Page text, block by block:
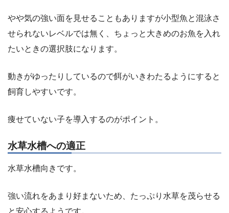
やや気の強い面を見せることもありますが小型魚と混泳さ
せられないレベルでは無く、ちょっと大きめのお魚を入れ
たいときの選択肢になります。
動きがゆったりしているので餌がいきわたるようにすると
飼育しやすいです。
痩せていない子を導入するのがポイント。
水草水槽への適正
水草水槽向きです。
強い流れをあまり好まないため、たっぷり水草を茂らせる